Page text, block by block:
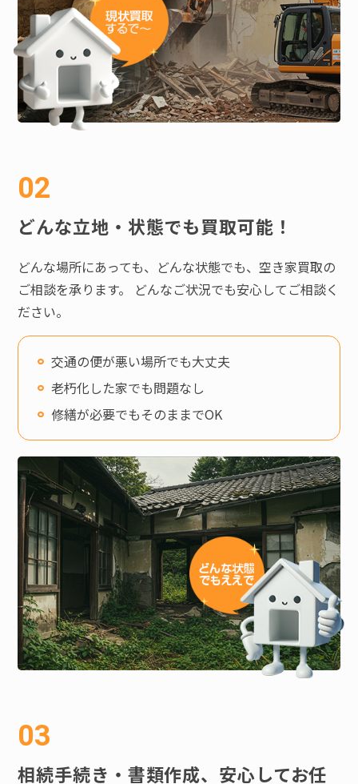
どんな立地・状態でも買取可能！
どんな場所にあっても、どんな状態でも、空き家買取の
ご相談を承ります。 どんなご状況でも安心してご相談く
ださい。
交通の便が悪い場所でも大丈夫
老朽化した家でも問題なし
修繕が必要でもそのままでOK
相続手続き・書類作成、安心してお任